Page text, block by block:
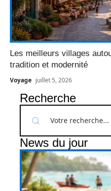
Les meilleurs villages
tradition et modernité
Voyage juillet 5, 2026
Recherche
News du jour